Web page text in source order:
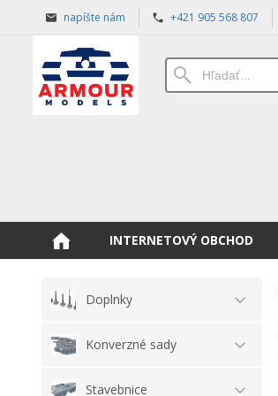
napíšte nám +421 905 568 807
INTERNETOVÝ OBCHOD
Doplnky
Konverzné sady
Stavebnice